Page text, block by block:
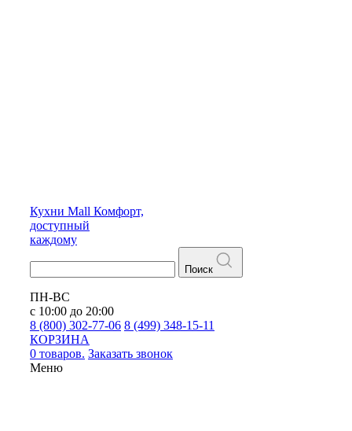
Кухни Mall Комфорт,
доступный
каждому
Поиск
ПН-ВС
с 10:00 до 20:00
8 (800) 302-77-06 8 (499) 348-15-11
КОРЗИНА
0 товаров. Заказать звонок
Меню